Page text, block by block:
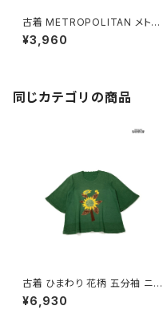
古着 METROPOLITAN メトロ
ポリタン ボーダー柄 ニット 黒
白 (ttu2603042)
¥3,960
同じカテゴリの商品
古着 ひまわり 花柄 五分袖 ニッ
ト 緑 (ttu2603028)
¥6,930